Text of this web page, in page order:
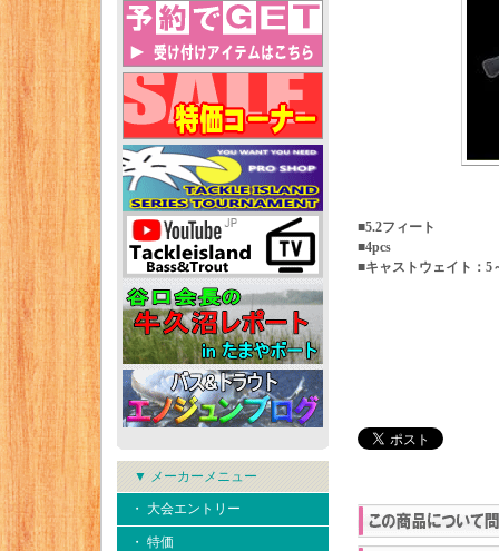
▼ メーカーメニュー
・ 大会エントリー
・ 特価
■5.2フィート
■4pcs
■キャストウェイト：5